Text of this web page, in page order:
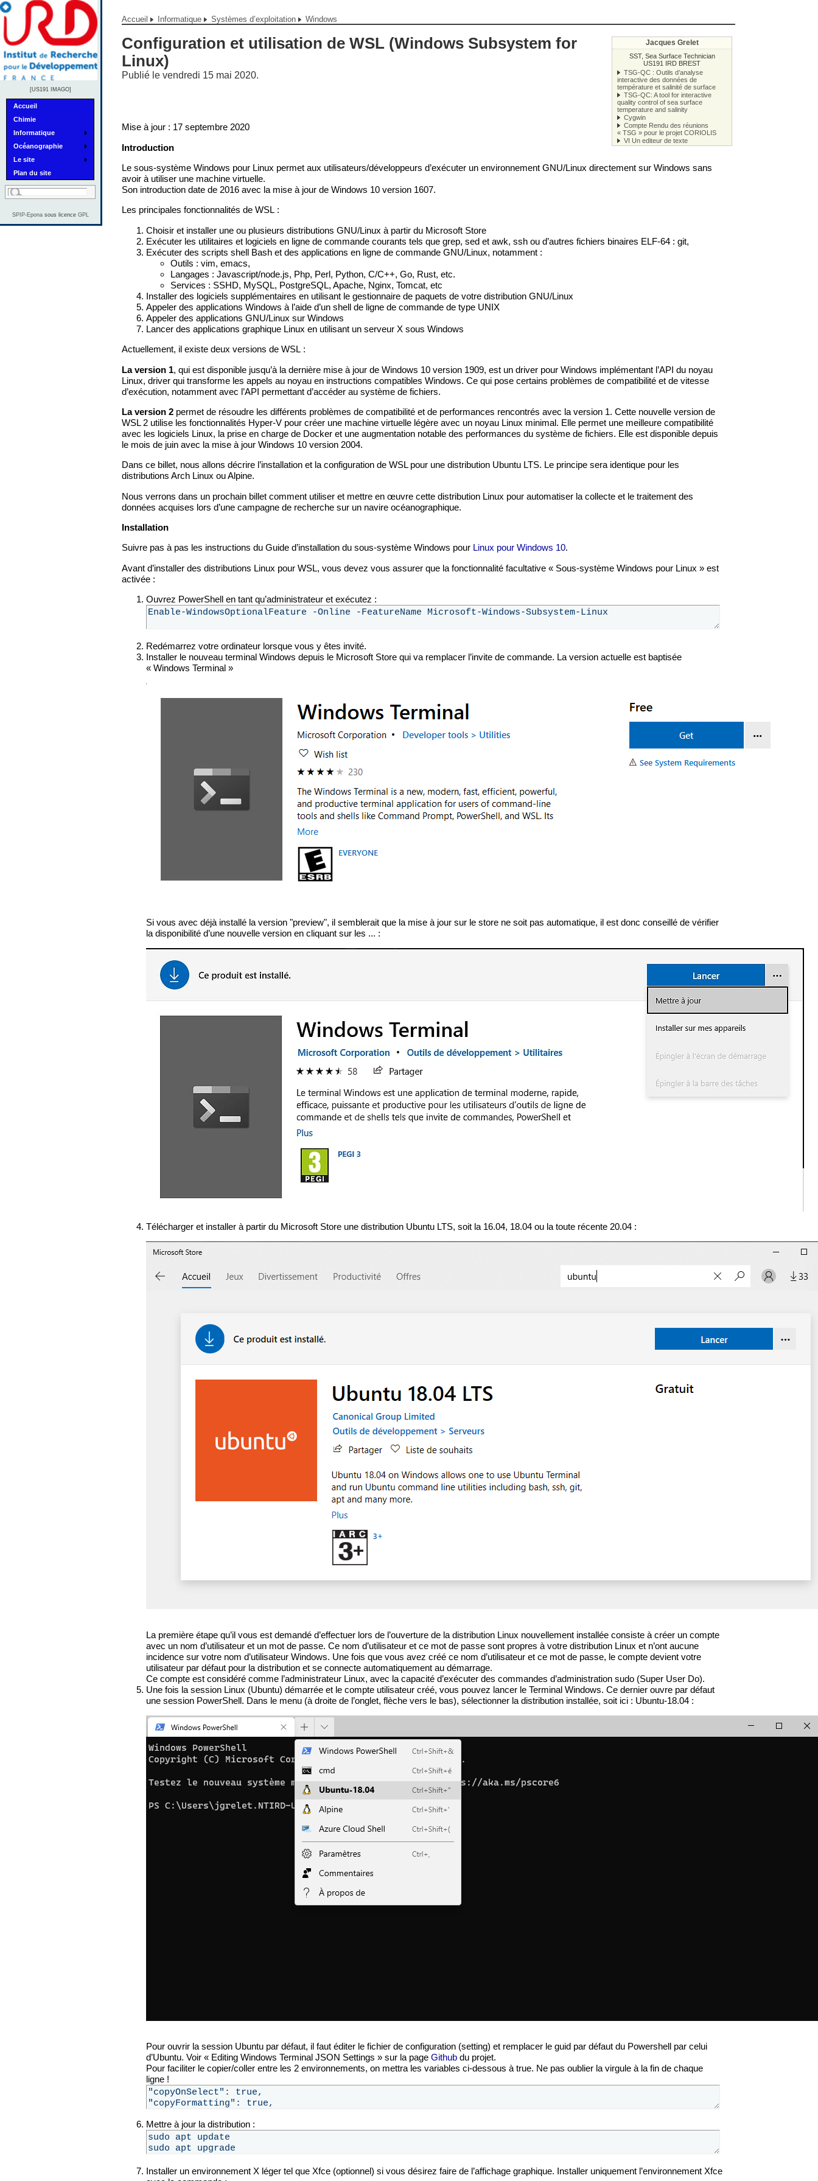
Accueil Informatique Systèmes d’exploitation Windows
Jacques Grelet
SST, Sea Surface Technician
US191 IRD BREST
TSG-QC : Outils d’analyse
interactive des données de
température et salinité de surface
TSG-QC: A tool for interactive
quality control of sea surface
temperature and salinity
Cygwin
Compte Rendu des réunions
« TSG » pour le projet CORIOLIS
VI Un editeur de texte
Configuration et utilisation de WSL (Windows Subsystem for
Linux)
Publié le vendredi 15 mai 2020.
Mise à jour : 17 septembre 2020
Introduction
Le sous-système Windows pour Linux permet aux utilisateurs/développeurs d’exécuter un environnement GNU/Linux directement sur Windows sans
avoir à utiliser une machine virtuelle.
Son introduction date de 2016 avec la mise à jour de Windows 10 version 1607.
Les principales fonctionnalités de WSL :
Choisir et installer une ou plusieurs distributions GNU/Linux à partir du Microsoft Store
Exécuter les utilitaires et logiciels en ligne de commande courants tels que grep, sed et awk, ssh ou d’autres fichiers binaires ELF-64 : git,
Exécuter des scripts shell Bash et des applications en ligne de commande GNU/Linux, notamment :
Outils : vim, emacs,
Langages : Javascript/node.js, Php, Perl, Python, C/C++, Go, Rust, etc.
Services : SSHD, MySQL, PostgreSQL, Apache, Nginx, Tomcat, etc
Installer des logiciels supplémentaires en utilisant le gestionnaire de paquets de votre distribution GNU/Linux
Appeler des applications Windows à l’aide d’un shell de ligne de commande de type UNIX
Appeler des applications GNU/Linux sur Windows
Lancer des applications graphique Linux en utilisant un serveur X sous Windows
Actuellement, il existe deux versions de WSL :
La version 1, qui est disponible jusqu’à la dernière mise à jour de Windows 10 version 1909, est un driver pour Windows implémentant l’API du noyau
Linux, driver qui transforme les appels au noyau en instructions compatibles Windows. Ce qui pose certains problèmes de compatibilité et de vitesse
d’exécution, notamment avec l’API permettant d’accéder au système de fichiers.
La version 2 permet de résoudre les différents problèmes de compatibilité et de performances rencontrés avec la version 1. Cette nouvelle version de
WSL 2 utilise les fonctionnalités Hyper-V pour créer une machine virtuelle légère avec un noyau Linux minimal. Elle permet une meilleure compatibilité
avec les logiciels Linux, la prise en charge de Docker et une augmentation notable des performances du système de fichiers. Elle est disponible depuis
le mois de juin avec la mise à jour Windows 10 version 2004.
Dans ce billet, nous allons décrire l’installation et la configuration de WSL pour une distribution Ubuntu LTS. Le principe sera identique pour les
distributions Arch Linux ou Alpine.
Nous verrons dans un prochain billet comment utiliser et mettre en œuvre cette distribution Linux pour automatiser la collecte et le traitement des
données acquises lors d’une campagne de recherche sur un navire océanographique.
Installation
Suivre pas à pas les instructions du Guide d’installation du sous-système Windows pour Linux pour Windows 10.
Avant d’installer des distributions Linux pour WSL, vous devez vous assurer que la fonctionnalité facultative « Sous-système Windows pour Linux » est
activée :
Ouvrez PowerShell en tant qu’administrateur et exécutez :
Redémarrez votre ordinateur lorsque vous y êtes invité.
Installer le nouveau terminal Windows depuis le Microsoft Store qui va remplacer l’invite de commande. La version actuelle est baptisée
« Windows Terminal »
Si vous avec déjà installé la version "preview", il semblerait que la mise à jour sur le store ne soit pas automatique, il est donc conseillé de vérifier
la disponibilité d’une nouvelle version en cliquant sur les ... :
Télécharger et installer à partir du Microsoft Store une distribution Ubuntu LTS, soit la 16.04, 18.04 ou la toute récente 20.04 :
La première étape qu’il vous est demandé d’effectuer lors de l’ouverture de la distribution Linux nouvellement installée consiste à créer un compte
avec un nom d’utilisateur et un mot de passe. Ce nom d’utilisateur et ce mot de passe sont propres à votre distribution Linux et n’ont aucune
incidence sur votre nom d’utilisateur Windows. Une fois que vous avez créé ce nom d’utilisateur et ce mot de passe, le compte devient votre
utilisateur par défaut pour la distribution et se connecte automatiquement au démarrage.
Ce compte est considéré comme l’administrateur Linux, avec la capacité d’exécuter des commandes d’administration sudo (Super User Do).
Une fois la session Linux (Ubuntu) démarrée et le compte utilisateur créé, vous pouvez lancer le Terminal Windows. Ce dernier ouvre par défaut
une session PowerShell. Dans le menu (à droite de l’onglet, flèche vers le bas), sélectionner la distribution installée, soit ici : Ubuntu-18.04 :
Pour ouvrir la session Ubuntu par défaut, il faut éditer le fichier de configuration (setting) et remplacer le guid par défaut du Powershell par celui
d’Ubuntu. Voir « Editing Windows Terminal JSON Settings » sur la page Github du projet.
Pour faciliter le copier/coller entre les 2 environnements, on mettra les variables ci-dessous à true. Ne pas oublier la virgule à la fin de chaque
ligne !
Mettre à jour la distribution :
Installer un environnement X léger tel que Xfce (optionnel) si vous désirez faire de l’affichage graphique. Installer uniquement l’environnement Xfce
[US191 IMAGO]
Accueil
Chimie
Informatique
Océanographie
Le site
Plan du site
SPIP-Eponasous licence GPL